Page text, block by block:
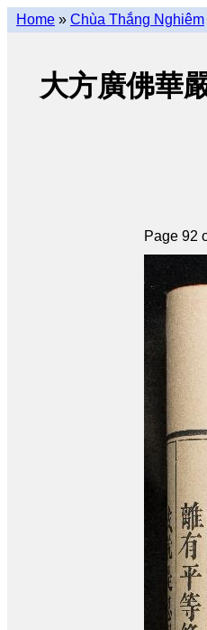
Home » Chùa Thắng Nghiêm
大方廣佛華
Page 92